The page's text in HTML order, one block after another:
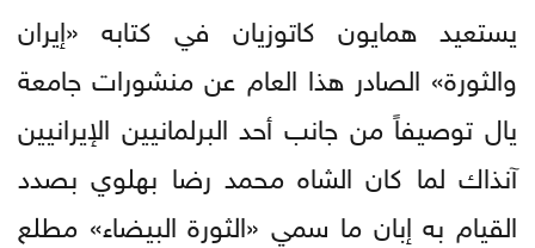
يستعيد همايون كاتوزيان في كتابه «إيران
والثورة» الصادر هذا العام عن منشورات جامعة
يال توصيفاً من جانب أحد البرلمانيين الإيرانيين
آنذاك لما كان الشاه محمد رضا بهلوي بصدد
القيام به إبان ما سمي «الثورة البيضاء» مطلع